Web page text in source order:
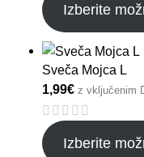
Izberite
Sveča Mojca L
1,99€ z vključenim
Izberite